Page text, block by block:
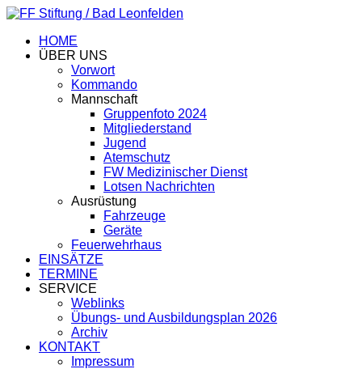
HOME
ÜBER UNS
Vorwort
Kommando
Mannschaft
Gruppenfoto 2024
Mitgliederstand
Jugend
Atemschutz
FW Medizinischer Dienst
Lotsen Nachrichten
Ausrüstung
Fahrzeuge
Geräte
Feuerwehrhaus
EINSÄTZE
TERMINE
SERVICE
Weblinks
Übungs- und Ausbildungsplan 2026
Archiv
KONTAKT
Impressum